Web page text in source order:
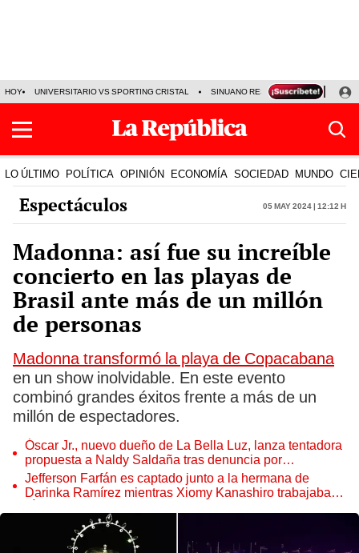
HOY UNIVERSITARIO VS SPORTING CRISTAL SINUANO RESULTADOS HOY
LO ÚLTIMO POLÍTICA OPINIÓN ECONOMÍA SOCIEDAD MUNDO
Espectáculos 05 May 2024 | 12:12 h
Madonna: así fue su increíble
concierto en las playas de
Brasil ante más de un millón
de personas
Madonna transformó la playa de Copacabana
en un show inolvidable. En este evento
combinó grandes éxitos frente a más de un
millón de espectadores.
Óscar Jr., nuevo dueño de La Bella Luz, lanza tentadora
propuesta a Naldy Saldaña tras denuncia por
tocamientos
Jefferson Farfán es captado junto a la hermana de
Darinka Ramírez mientras Xiomy Kanashiro trabajaba: